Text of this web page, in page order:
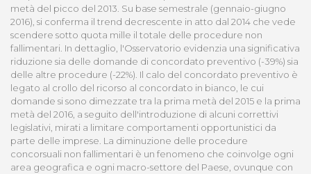
metà del picco del 2013. Su base semestrale (gennaio-giugno
2016), si conferma il trend decrescente in atto dal 2014 che vede
scendere sotto quota mille il totale delle procedure non
fallimentari. In dettaglio, l'Osservatorio evidenzia una significativa
riduzione sia delle domande di concordato preventivo (-39%) sia
delle altre procedure (-22%). Il calo del concordato preventivo è
legato al crollo del ricorso al concordato in bianco, le cui
domande si sono dimezzate tra la prima metà del 2015 e la prima
metà del 2016, a seguito dell'introduzione di alcuni correttivi
legislativi, mirati a limitare comportamenti opportunistici da
parte delle imprese. La diminuzione delle procedure
concorsuali non fallimentari è un fenomeno che coinvolge ogni
area geografica e ogni macro-settore del Paese, ovunque con